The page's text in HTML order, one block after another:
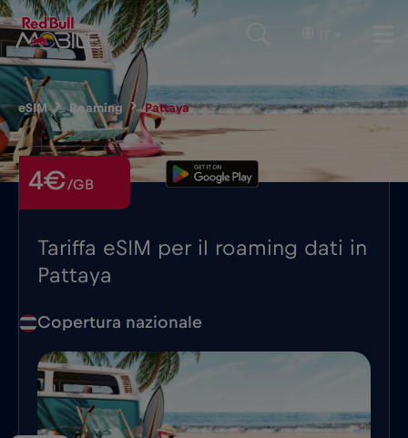
eSIM Roaming Pattaya
Tariffa eSIM per il roaming dati in
Pattaya
4€/GB
Copertura nazionale